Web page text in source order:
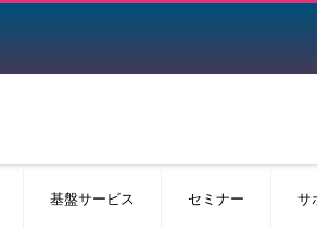
基盤サービス セミナー サ